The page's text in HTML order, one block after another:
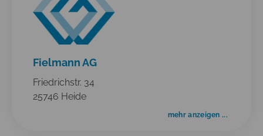
Fielmann AG
Friedrichstr. 34
25746 Heide
mehr anzeigen ...